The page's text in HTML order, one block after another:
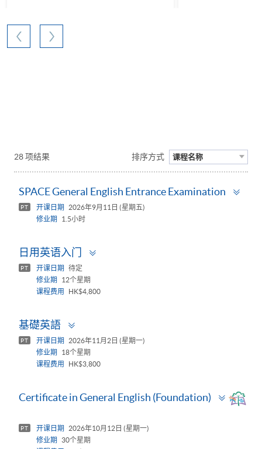
28 项结果 排序方式 课程名称
SPACE General English Entrance Examination
PT 开课日期
2026年9月11日 (星期五)
修业期
1.5小时
日用英语入门
PT 开课日期
待定
修业期
12个星期
课程费用
HK$4,800
基礎英語
PT 开课日期
2026年11月2日 (星期一)
修业期
18个星期
课程费用
HK$3,800
Certificate in General English (Foundation)
Toggle
panel
PT 开课日期
2026年10月12日 (星期一)
修业期
30个星期